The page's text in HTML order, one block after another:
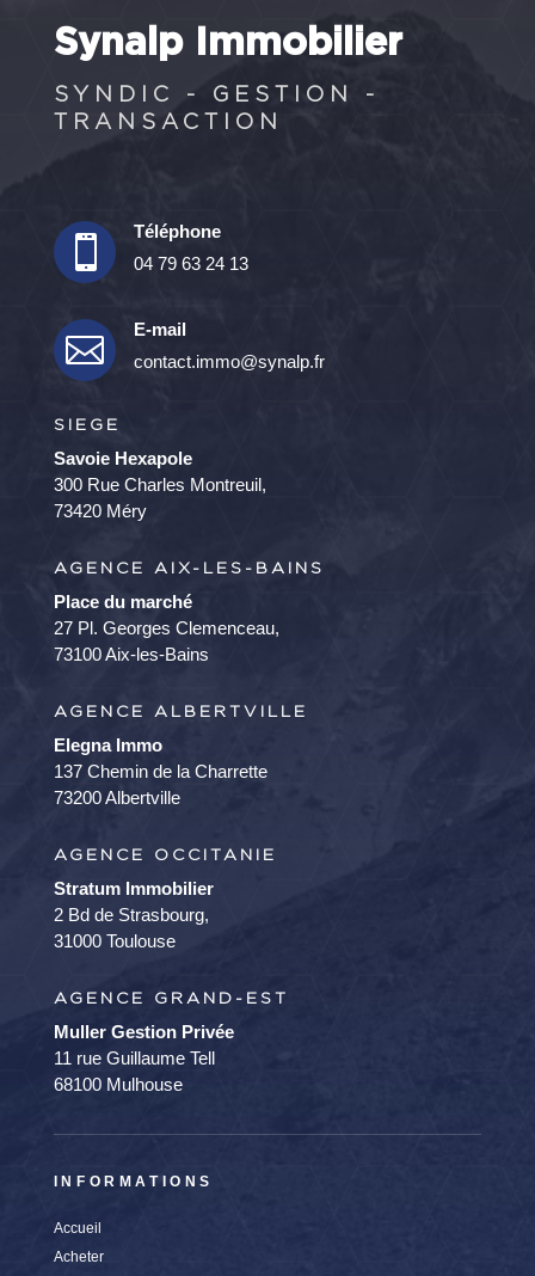
Synalp Immobilier
SYNDIC - GESTION -
TRANSACTION

Téléphone
04 79 63 24 13

E-mail
contact.immo@synalp.fr
SIEGE
Savoie Hexapole
300 Rue Charles Montreuil,
73420 Méry
AGENCE AIX-LES-BAINS
Place du marché
27 Pl. Georges Clemenceau,
73100 Aix-les-Bains
AGENCE ALBERTVILLE
Elegna Immo
137 Chemin de la Charrette
73200 Albertville
AGENCE OCCITANIE
Stratum Immobilier
2 Bd de Strasbourg,
31000 Toulouse
AGENCE GRAND-EST
Muller Gestion Privée
11 rue Guillaume Tell
68100 Mulhouse
INFORMATIONS
Accueil
Acheter